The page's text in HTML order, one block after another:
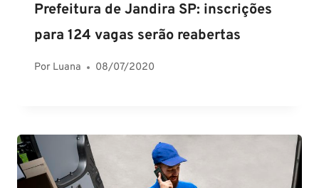
Prefeitura de Jandira SP: inscrições
para 124 vagas serão reabertas
Por Luana 08/07/2020